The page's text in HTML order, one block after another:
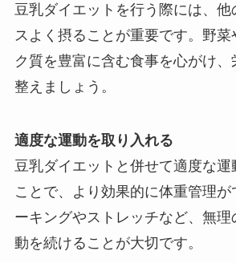
豆乳ダイエットを行う際には、他
スよく摂ることが重要です。野
ク質を豊富に含む食事を心がけ、
整えましょう。
適度な運動を取り入れる
豆乳ダイエットと併せて適度な運
ことで、より効果的に体重管理が
ーキングやストレッチなど、無理
動を続けることが大切です。